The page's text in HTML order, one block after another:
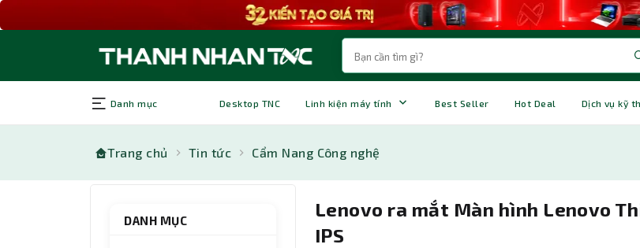
Danh mục Desktop TNC Linh kiện máy tính Best Seller Hot Deal Dịch vụ kỹ
Trang chủ Tin tức Cẩm Nang Công nghệ
DANH MỤC
Lenovo ra mắt Màn hình Lenovo
IPS